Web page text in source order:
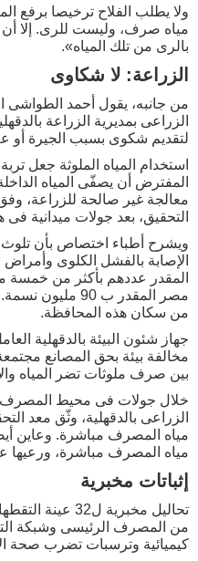
ولا يطلب الفلاح ترخيصا برفع
مياه صرف، وليست للرى. إلا أن
بالرى من تلك المياه».
الزراعة: لا شكاوى
من جانبه، يقول أحمد
الزراعى بمديرية الزراعة
لتقديم شكوى بسبب الجيرة أو
استخدام المياه الملوثة جعل
المفترض أن يصفّى المياه
معالجة غير صالحة للزراعة،
التحقيق، بعد جولات ميدانية فى
ويشرح أطباء اختصاص بأن تلوث
الإصابة بالفشل الكلوى وأمراض
من سكان هذه المحافظة.
بين صرف ملوثات تضر المياه
خلال جولات فى محيط
الزراعى بالدقهلية، وثّق معد
مياه المصرف مباشرة. وعاين
مياه المصرف مباشرة، ورعيها
إثباتات مخبرية
تحاليل مخبرية
من المصرف الرئيسى وشبكة
كيميائية وترسبات تضرب صحة